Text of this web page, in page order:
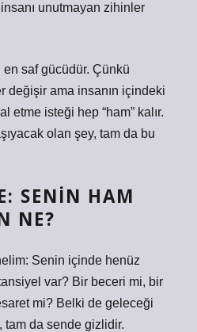
unutmayan zihinler
saf gücüdür. Çünkü
değişir ama insanın içindeki
etme isteği hep “ham” kalır.
olan şey, tam da bu
SENIN HAM
NE?
Senin içinde henüz
var? Bir beceri mi, bir
mi? Belki de geleceği
da sende gizlidir.